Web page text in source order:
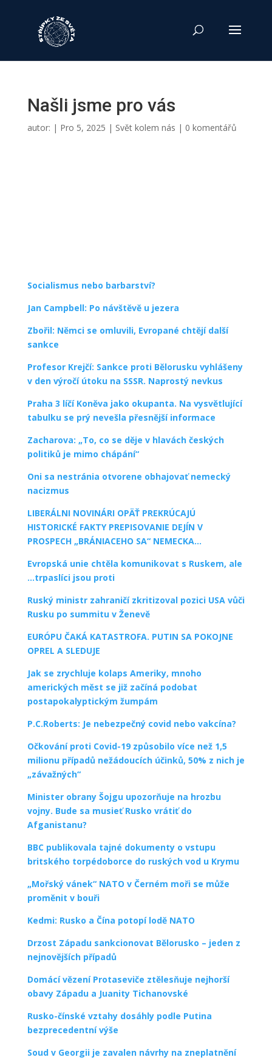
Našli jsme pro vás
autor: | Pro 5, 2025 | Svět kolem nás | 0 komentářů
Socialismus nebo barbarství?
Jan Campbell: Po návštěvě u jezera
Zbořil: Němci se omluvili, Evropané chtějí další
sankce
Profesor Krejčí: Sankce proti Bělorusku vyhlášeny
v den výročí útoku na SSSR. Naprostý nevkus
Praha 3 líčí Koněva jako okupanta. Na vysvětlující
tabulku se prý nevešla přesnější informace
Zacharova: „To, co se děje v hlavách českých
politiků je mimo chápání“
Oni sa nestránia otvorene obhajovať nemecký
nacizmus
LIBERÁLNI NOVINÁRI OPÄŤ PREKRÚCAJÚ
HISTORICKÉ FAKTY PREPISOVANIE DEJÍN V
PROSPECH „BRÁNIACEHO SA“ NEMECKA…
Evropská unie chtěla komunikovat s Ruskem, ale
…trpaslíci jsou proti
Ruský ministr zahraničí zkritizoval pozici USA vůči
Rusku po summitu v Ženevě
EURÓPU ČAKÁ KATASTROFA. PUTIN SA POKOJNE
OPREL A SLEDUJE
Jak se zrychluje kolaps Ameriky, mnoho
amerických měst se již začíná podobat
postapokalyptickým žumpám
P.C.Roberts: Je nebezpečný covid nebo vakcína?
Očkování proti Covid-19 způsobilo více než 1,5
milionu případů nežádoucích účinků, 50% z nich je
„závažných“
Minister obrany Šojgu upozorňuje na hrozbu
vojny. Bude sa musieť Rusko vrátiť do
Afganistanu?
BBC publikovala tajné dokumenty o vstupu
britského torpédoborce do ruských vod u Krymu
„Mořský vánek“ NATO v Černém moři se může
proměnit v bouři
Kedmi: Rusko a Čína potopí lodě NATO
Drzost Západu sankcionovat Bělorusko – jeden z
nejnovějších případů
Domácí vězení Protaseviče ztělesňuje nejhorší
obavy Západu a Juanity Tichanovské
Rusko-čínské vztahy dosáhly podle Putina
bezprecedentní výše
Soud v Georgii je zavalen návrhy na zneplatnění